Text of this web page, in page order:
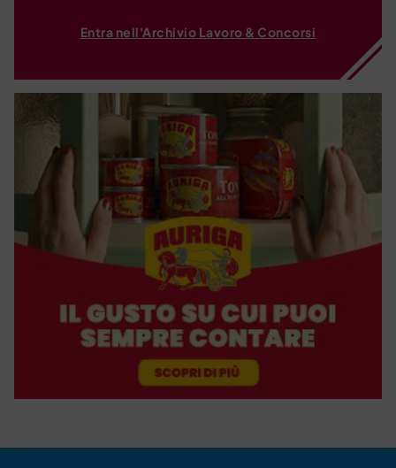
Entra nell'Archivio Lavoro & Concorsi